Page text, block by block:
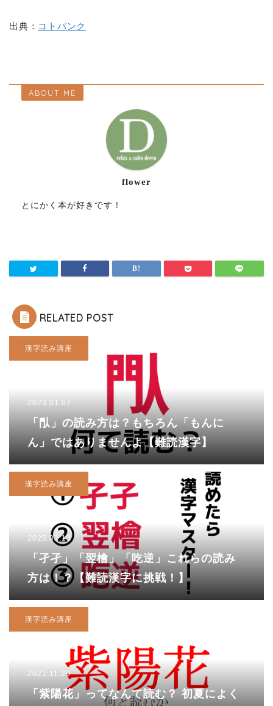
出典： コトバンク
ABOUT ME
flower
とにかく本が好きです！
RELATED POST
漢字読み講座
2023.01.07
「閄」の読み方は？もちろん「もんに
ん」ではありませんよ【難読漢字】
漢字読み講座
2025.02.13
「孑孑」「翌檜」「吃逆」これらの読み
方は！？【難読漢字に挑戦！】
漢字読み講座
2021.11.20
「紫陽花」ってなんて読む？ 初夏によく